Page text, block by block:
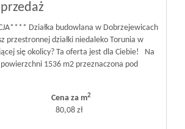
Działka budowlana w Dobrzejewicach
przestronnej działki niedaleko Torunia w
się okolicy? Ta oferta jest dla Ciebie! Na
powierzchni 1536 m2 przeznaczona pod
Cena za m2
80,08 zł